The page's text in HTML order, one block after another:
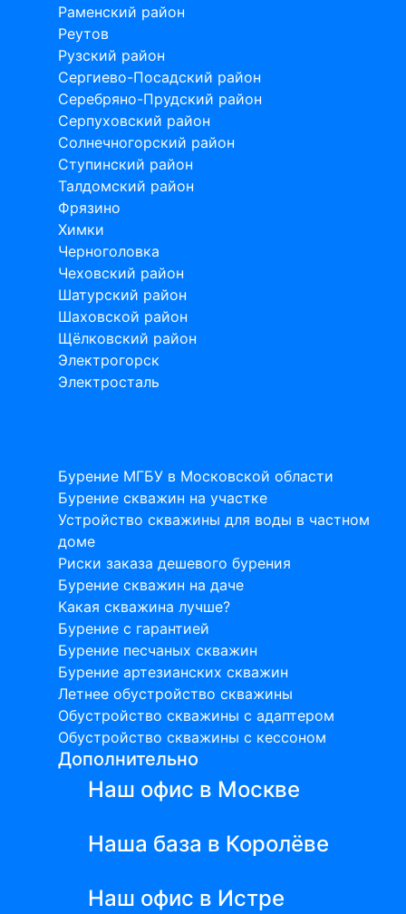
Раменский район
Реутов
Рузский район
Сергиево-Посадский район
Серебряно-Прудский район
Серпуховский район
Солнечногорский район
Ступинский район
Талдомский район
Фрязино
Химки
Черноголовка
Чеховский район
Шатурский район
Шаховской район
Щёлковский район
Электрогорск
Электросталь
Бурение МГБУ в Московской области
Бурение скважин на участке
Устройство скважины для воды в частном
доме
Риски заказа дешевого бурения
Бурение скважин на даче
Какая скважина лучше?
Бурение с гарантией
Бурение песчаных скважин
Бурение артезианских скважин
Летнее обустройство скважины
Обустройство скважины с адаптером
Обустройство скважины с кессоном
Дополнительно
Наш офис в Москве
Наша база в Королёве
Наш офис в Истре